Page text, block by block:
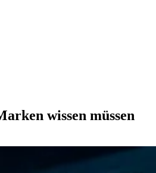
wissen müssen